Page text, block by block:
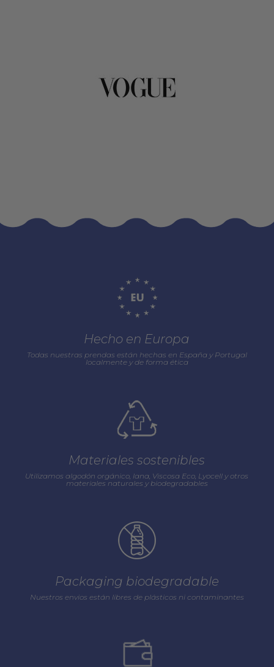
Hecho en Europa
Todas nuestras prendas están hechas en España y Portugal
localmente y de forma ética
Materiales sostenibles
Utilizamos algodón orgánico, lana, Viscosa Eco, Lyocell y otros
materiales naturales y biodegradables
Packaging biodegradable
Nuestros envios están libres de plásticos ni contaminantes